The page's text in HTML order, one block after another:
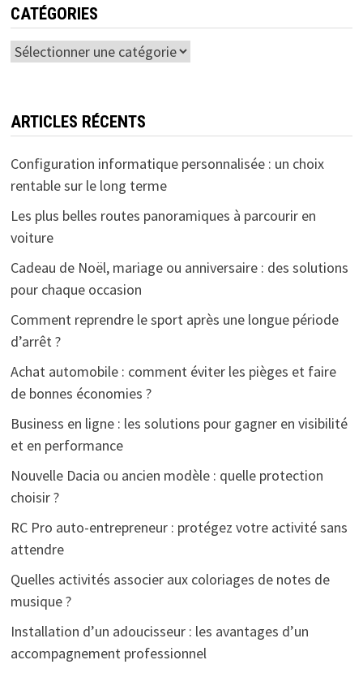
CATÉGORIES
Catégories
ARTICLES RÉCENTS
Configuration informatique personnalisée : un choix
rentable sur le long terme
Les plus belles routes panoramiques à parcourir en
voiture
Cadeau de Noël, mariage ou anniversaire : des solutions
pour chaque occasion
Comment reprendre le sport après une longue période
d’arrêt ?
Achat automobile : comment éviter les pièges et faire
de bonnes économies ?
Business en ligne : les solutions pour gagner en visibilité
et en performance
Nouvelle Dacia ou ancien modèle : quelle protection
choisir ?
RC Pro auto-entrepreneur : protégez votre activité sans
attendre
Quelles activités associer aux coloriages de notes de
musique ?
Installation d’un adoucisseur : les avantages d’un
accompagnement professionnel